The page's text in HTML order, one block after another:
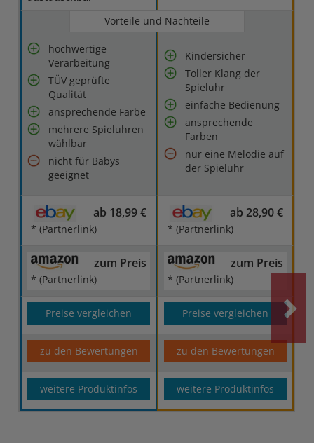
Vorteile und Nachteile
hochwertige
Verarbeitung
TÜV geprüfte
Qualität
ansprechende Farbe
mehrere Spieluhren
wählbar
nicht für Babys
geeignet
Kindersicher
Toller Klang der
Spieluhr
einfache Bedienung
ansprechende
Farben
nur eine Melodie auf
der Spieluhr
ab 18,99 €
* (Partnerlink)
ab 28,90 €
* (Partnerlink)
zum Preis
* (Partnerlink)
zum Preis
* (Partnerlink)
Preise vergleichen Preise vergleichen
zu den Bewertungen zu den Bewertungen
weitere Produktinfos weitere Produktinfos